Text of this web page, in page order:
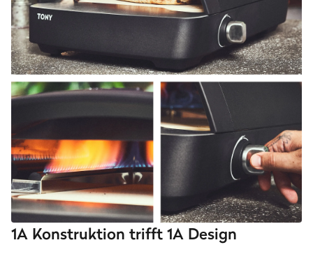
1A Konstruktion trifft 1A Design